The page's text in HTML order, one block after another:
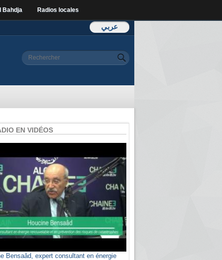
Bahdja Radios locales
عربي
Formulaire de
Rechercher
EN VIDÉOS
Bensaâd, expert consultant en énergie